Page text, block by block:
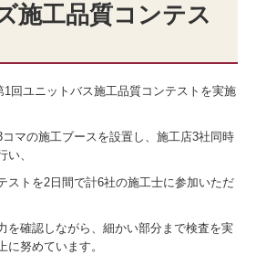
施工品質コンテス
回ユニットバス施工品質コンテストを実施
マの施工ブースを設置し、施工店3社同時
い、
ストを2日間で計6社の施工士に参加いただ
を確認しながら、細かい部分まで検査を実
努めています。